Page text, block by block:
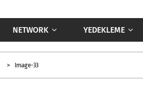
NETWORK YEDEKLEME
Image-33